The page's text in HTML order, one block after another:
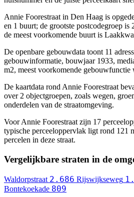
Annie Foorestraat in Den Haag is
en 1 buurt; de grootste postcodegroep is
de meest voorkomende buurt is
De openbare gebouwdata toont 11
gebouwinformatie, bouwjaar 1933,
m2, meest voorkomende gebouwfunctie
De kaartdata rond Annie Foorestraat
over 2 objectgroepen, zoals wegen,
onderdelen van de straatomgeving.
Voor Annie Foorestraat zijn 17
typische perceeloppervlak ligt rond 121
percelen in deze straat.
Vergelijkbare straten in de
Waldorpstraat 2.686 Rijswijkseweg
Bontekoekade 809